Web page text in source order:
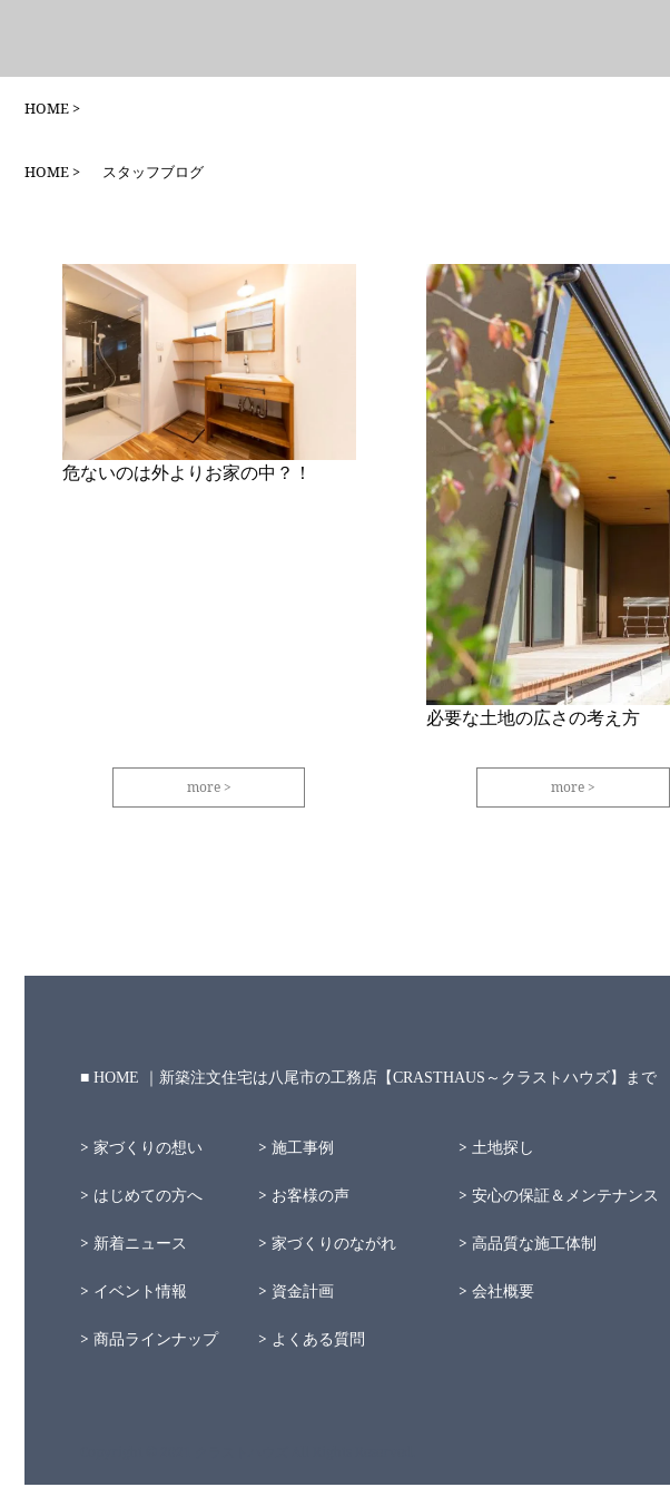
HOME
HOME スタッフブログ
危ないのは外よりお家の中？！
more
必要な土地の広さの考え方
more
HOME ｜新築注文住宅は八尾市の工務店【CRASTHAUS～クラストハウズ】まで
家づくりの想い
はじめての方へ
新着ニュース
イベント情報
商品ラインナップ
施工事例
お客様の声
家づくりのながれ
資金計画
土地探し
安心の保証＆メンテナンス
高品質な施工体制
会社概要
よくある質問